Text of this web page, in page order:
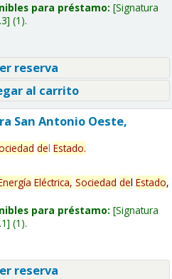
para préstamo: Signatura
(1).
reserva
al carrito
San Antonio Oeste,
del Estado.
Eléctrica, Sociedad del Estado,
para préstamo: Signatura
(1).
reserva